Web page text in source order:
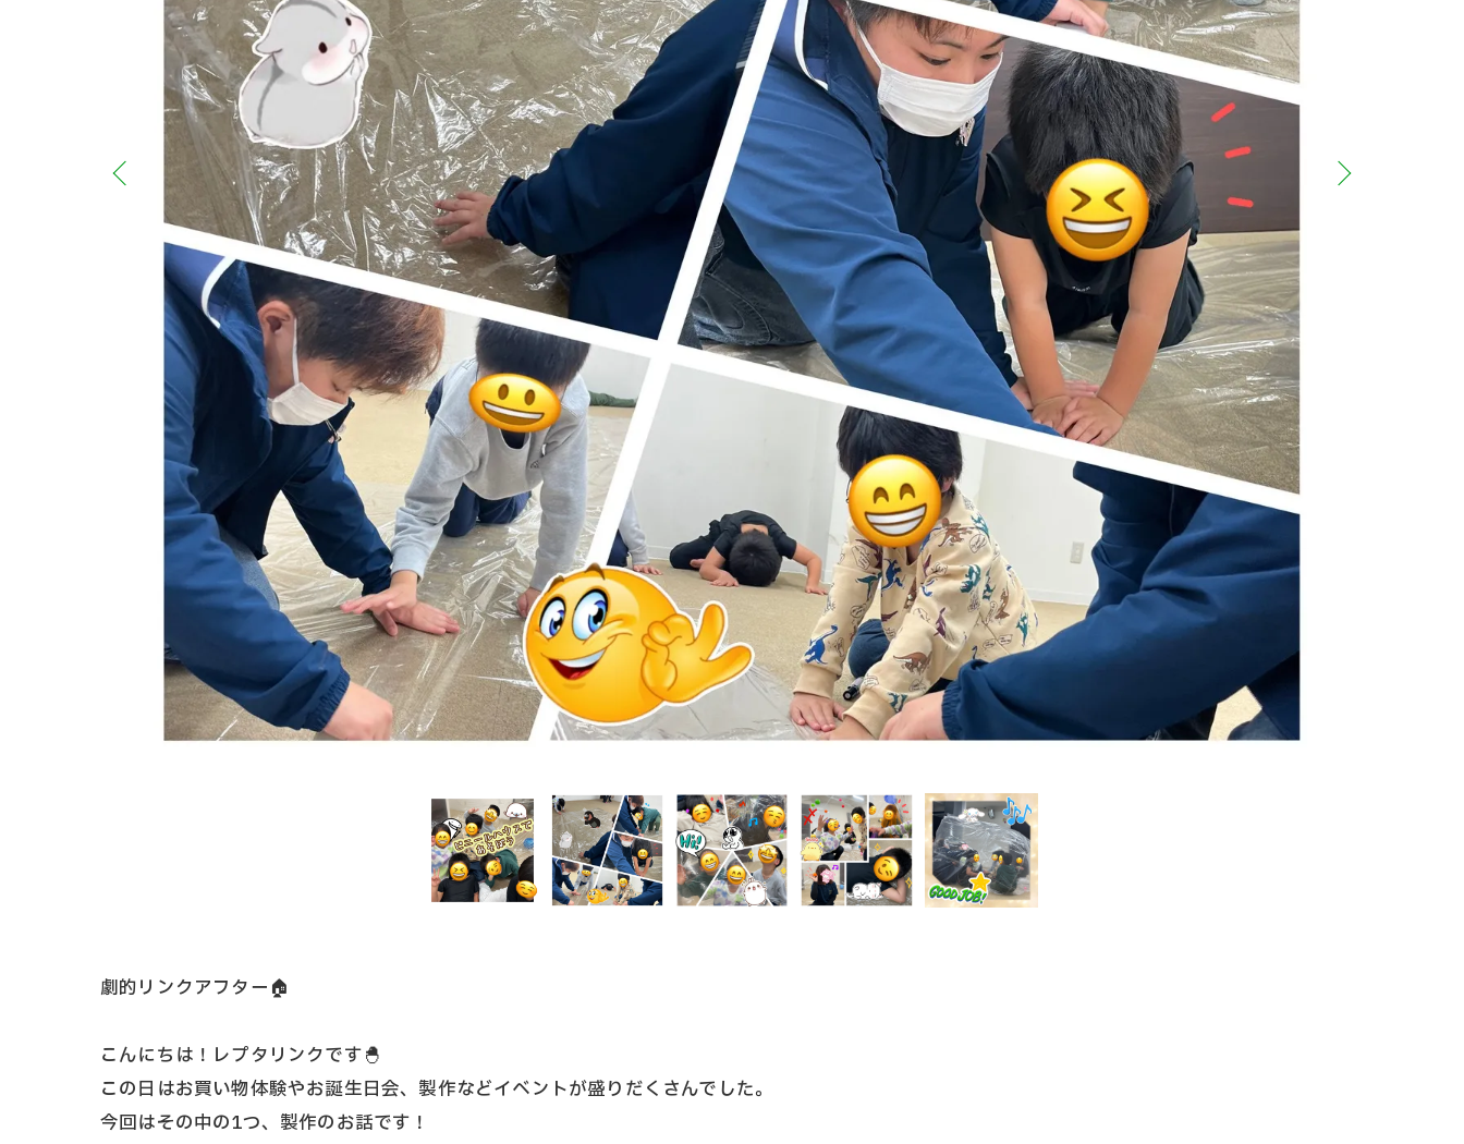
劇的リンクアフター🏠
こんにちは！レプタリンクです🐣
この日はお買い物体験やお誕生日会、製作などイベントが盛りだくさんでした。
今回はその中の1つ、製作のお話です！